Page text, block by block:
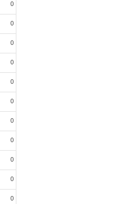
0
0
0
0
0
0
0
0
0
0
0